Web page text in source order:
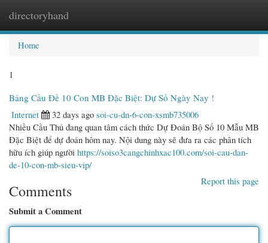
directoryhand
Home
1
Bảng Cầu Đề 10 Con MB Đặc Biệt: Dự Số Ngày Nay !
Internet
32 days ago soi-cu-dn-6-con-xsmb735006
Nhiều Cầu Thủ đang quan tâm cách thức Dự Đoán Bộ Số 10 Mẫu MB
Đặc Biệt để dự đoán hôm nay. Nội dung này sẽ đưa ra các phân tích
hữu ích giúp người https://soiso3cangchinhxac100.com/soi-cau-dan-
de-10-con-mb-sieu-vip/
Report this page
Comments
Submit a Comment